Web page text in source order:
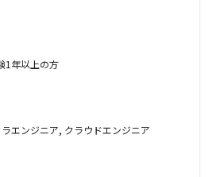
1年以上の方
エンジニア, クラウドエンジニア